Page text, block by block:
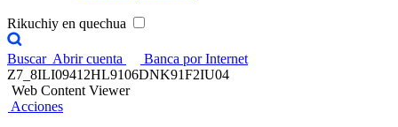
Rikuchiy en quechua
Buscar Abrir cuenta
Banca por Internet
Z7_8ILI09412HL9106DNK91F2IU04
Web Content Viewer
Acciones